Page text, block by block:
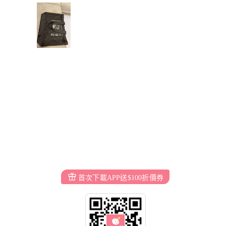
首次下載APP送$100折價券